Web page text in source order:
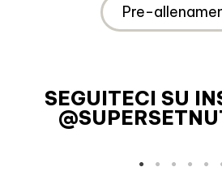
Pre-
SEGUITECI SU